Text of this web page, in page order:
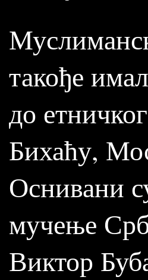
такође
до
Бихаћу,
Оснивани
мучење
Виктор